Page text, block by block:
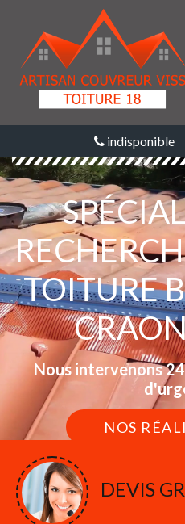
indisponible
TOITURE
Nous intervenons
NOS
DEVIS